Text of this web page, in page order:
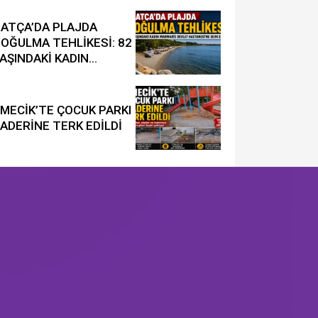
PLAJDA
TEHLİKESİ: 82
KADIN
ÇOCUK PARKI
TERK EDİLDİ